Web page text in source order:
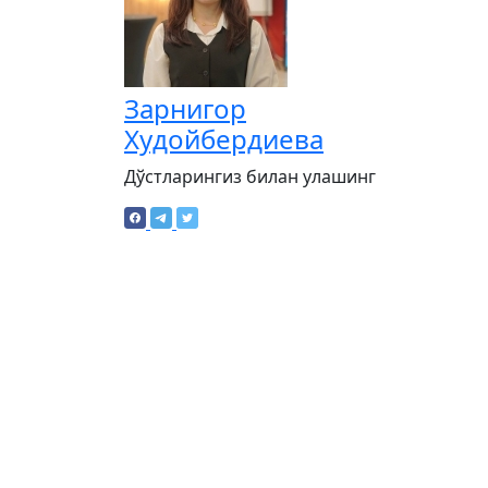
Зарнигор
Худойбердиева
Дўстларингиз билан улашинг